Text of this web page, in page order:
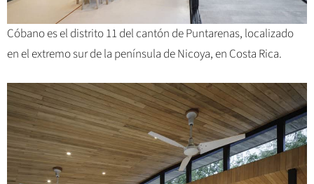
Cóbano es el distrito 11 del cantón de Puntarenas, localizado
en el extremo sur de la península de Nicoya, en Costa Rica.